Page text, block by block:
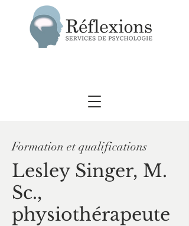
Formation et qualifications
Lesley Singer, M.
Sc.,
physiothérapeute